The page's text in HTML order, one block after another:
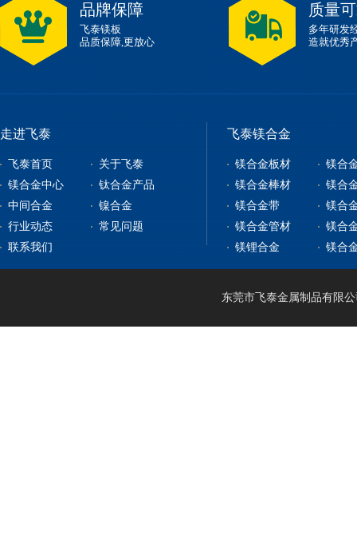
品牌保障
飞泰镁板
品质保障,更放心
质量
多年研发
造就优秀
走进飞泰
飞泰首页
关于飞泰
镁合金中心
镁合金板材
镁合金型材
镁合金棒材
钛合金产品
钛合金板
钛合金棒
中间合金
钇铁合金
稀土镁中间合金
镍合金
纯镍
行业动态
常见问题
联系我们
飞泰镁合金
镁合金板材
镁合
镁合金棒材
镁合
镁合金带
镁合
镁合金管材
镁合
镁锂合金
镁合
东莞市飞泰金属制品有限